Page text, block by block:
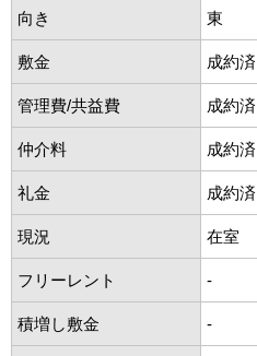
向き 東
敷金 成約済
管理費/共益費 成約済
仲介料 成約済
礼金 成約済
現況 在室
フリーレント -
積増し敷金 -